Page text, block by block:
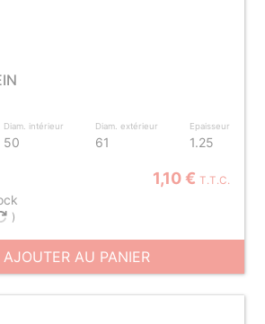
Diam. intérieur
50
Diam. extérieur
61
Epaisseur
1.25
1,10 € T.T.C.
)
AJOUTER AU PANIER